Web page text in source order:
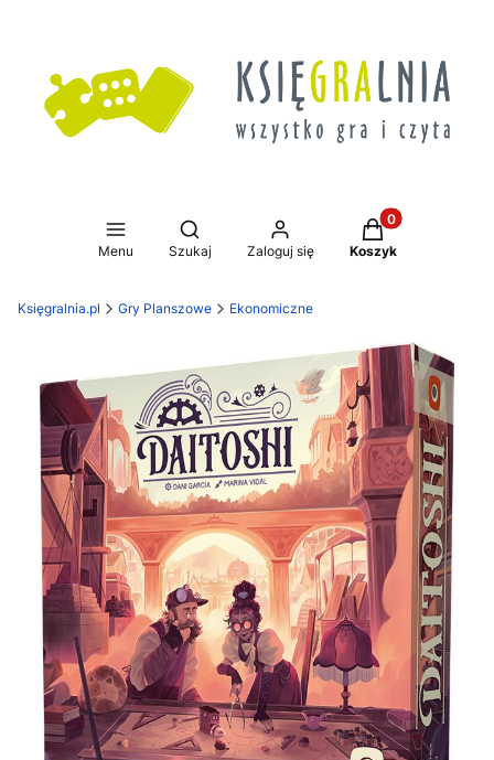
Menu
Otwórz wyszukiwarkę
Szukaj Zaloguj się
Produkty w
Koszyk
Księgralnia.pl Gry Planszowe Ekonomiczne